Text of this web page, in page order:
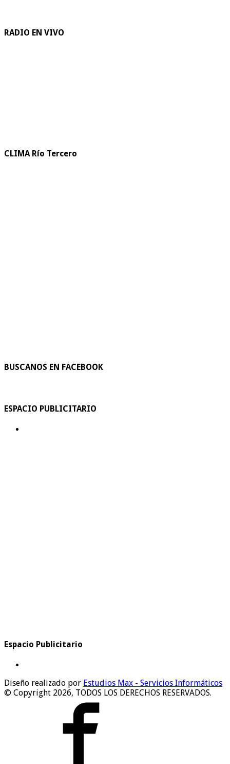
RADIO EN VIVO
CLIMA Río Tercero
BUSCANOS EN FACEBOOK
ESPACIO PUBLICITARIO
Espacio Publicitario
Diseño realizado por Estudios Max - Servicios Informáticos
© Copyright 2026, TODOS LOS DERECHOS RESERVADOS.